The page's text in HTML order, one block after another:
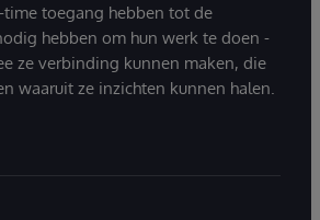
time toegang hebben tot de
hebben om hun werk te doen -
ze verbinding kunnen maken, die
waaruit ze inzichten kunnen halen.